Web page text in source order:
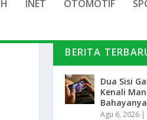
INET OTOMOTIF
BERITA
Dua Sisi
Kenali
Bahayanya
Agu 6, 2026 |